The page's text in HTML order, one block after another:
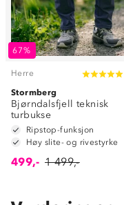
67%
Herre
Stormberg
Bjørndalsfjell teknisk
turbukse
Ripstop-funksjon
Høy slite- og rivestyrke
499,- 1 499,-